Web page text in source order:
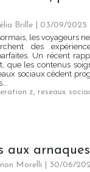
Brille | 03/09/2025
les voyageurs
des
Un récent
que les contenus
sociaux cèdent
z, reseaux
aux
Morelli | 30/06/